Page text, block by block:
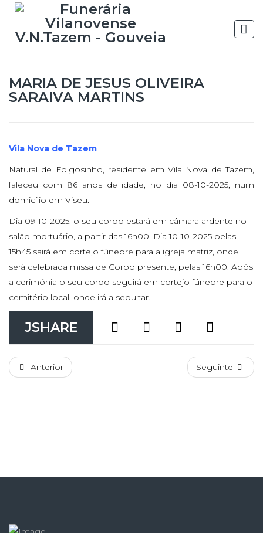
MARIA DE JESUS OLIVEIRA
SARAIVA MARTINS
Vila Nova de Tazem
Natural de Folgosinho, residente em Vila Nova de Tazem,
faleceu com 86 anos de idade, no dia 08-10-2025, num
domicílio em Viseu.
Dia 09-10-2025, o seu corpo estará em câmara ardente no
salão mortuário, a partir das 16h00. Dia 10-10-2025 pelas
15h45 sairá em cortejo fúnebre para a igreja matriz, onde
será celebrada missa de Corpo presente, pelas 16h00. Após
a cerimónia o seu corpo seguirá em cortejo fúnebre para o
cemitério local, onde irá a sepultar.
JSHARE
Anterior Seguinte